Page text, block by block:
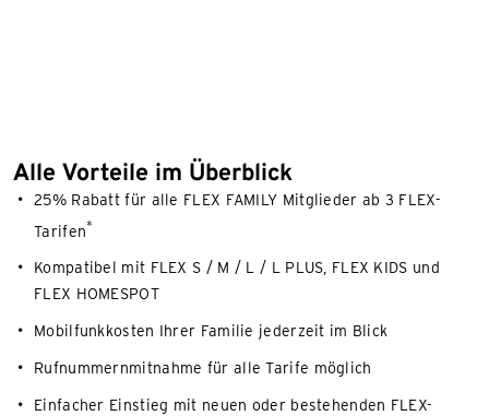
Alle Vorteile im Überblick
25% Rabatt für alle FLEX FAMILY Mitglieder ab 3 FLEX-
Tarifen​*
Kompatibel mit FLEX S / M / L / L PLUS, FLEX KIDS und
FLEX HOMESPOT​
Mobilfunkkosten Ihrer Familie jederzeit im Blick​
Rufnummernmitnahme für alle Tarife möglich
​Einfacher Einstieg mit neuen oder bestehenden FLEX-